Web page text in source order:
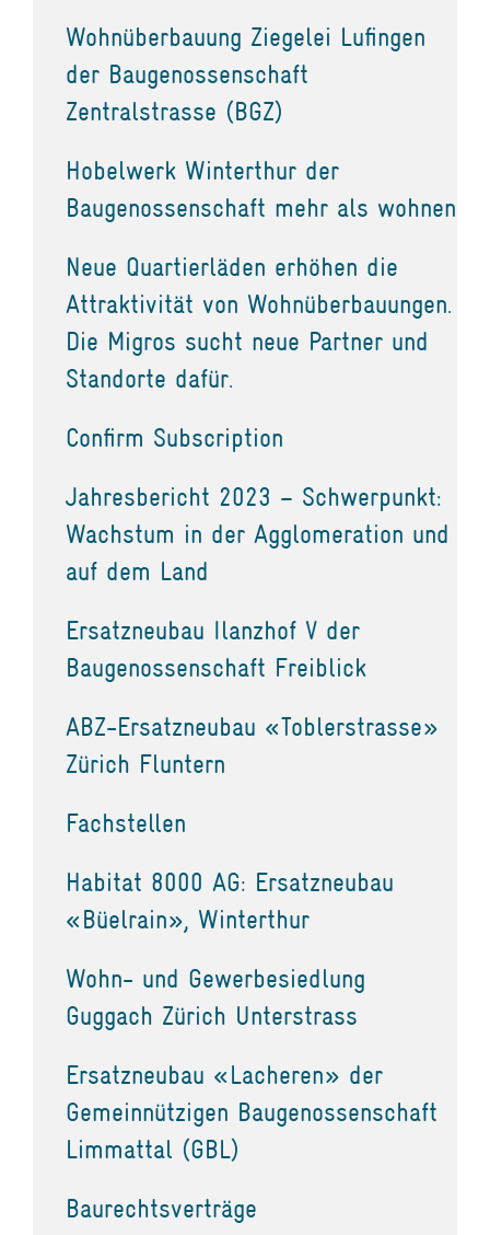
Wohnüberbauung Ziegelei Lufingen
der Baugenossenschaft
Zentralstrasse (BGZ)
Hobelwerk Winterthur der
Baugenossenschaft mehr als wohnen
Neue Quartierläden erhöhen die
Attraktivität von Wohnüberbauungen.
Die Migros sucht neue Partner und
Standorte dafür.
Confirm Subscription
Jahresbericht 2023 – Schwerpunkt:
Wachstum in der Agglomeration und
auf dem Land
Ersatzneubau Ilanzhof V der
Baugenossenschaft Freiblick
ABZ-Ersatzneubau «Toblerstrasse»
Zürich Fluntern
Fachstellen
Habitat 8000 AG: Ersatzneubau
«Büelrain», Winterthur
Wohn- und Gewerbesiedlung
Guggach Zürich Unterstrass
Ersatzneubau «Lacheren» der
Gemeinnützigen Baugenossenschaft
Limmattal (GBL)
Baurechtsverträge